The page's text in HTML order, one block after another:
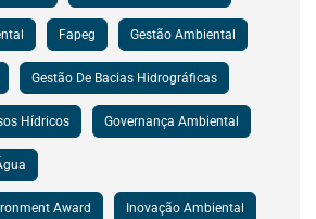
Fapeg Gestão Ambiental
Gestão De Bacias Hidrográficas
Hídricos Governança Ambiental
Award Inovação Ambiental